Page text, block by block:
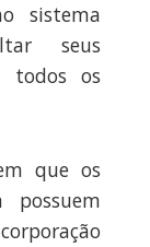
sistema
seus
todos os
que os
possuem